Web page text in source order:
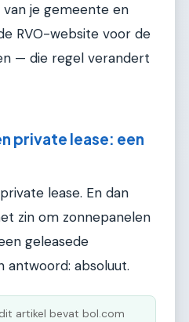
van je gemeente en
RVO-website voor de
— die regel verandert
private lease: een
lease. En dan
zin om zonnepanelen
geleasede
antwoord: absoluut.
artikel bevat bol.com